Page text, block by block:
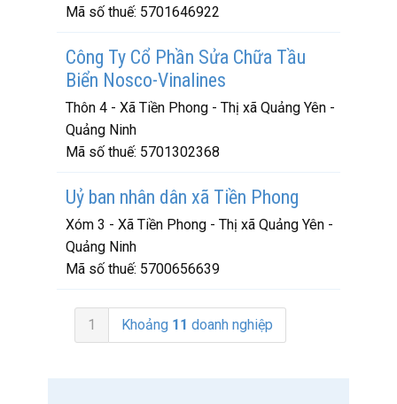
Mã số thuế: 5701646922
Công Ty Cổ Phần Sửa Chữa Tầu
Biển Nosco-Vinalines
Thôn 4 - Xã Tiền Phong - Thị xã Quảng Yên -
Quảng Ninh
Mã số thuế: 5701302368
Uỷ ban nhân dân xã Tiền Phong
Xóm 3 - Xã Tiền Phong - Thị xã Quảng Yên -
Quảng Ninh
Mã số thuế: 5700656639
1 Khoảng 11 doanh nghiệp